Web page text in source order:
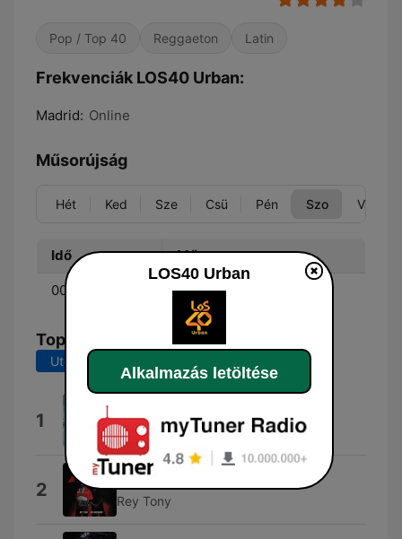
Pop / Top 40 Reggaeton Latin
Frekvenciák LOS40 Urban:
Madrid: Online
Műsorújság
Hét Ked Sze Csü Pén Szo Vas
Idő Műsor
00:00 - 23:59 Fórmula La Ke Buena
Top dalok
Utolsó 7 nap
1 Omar Courtz
2 Hoy
Rey Tony
LOS40 Urban
Alkalmazás letöltése